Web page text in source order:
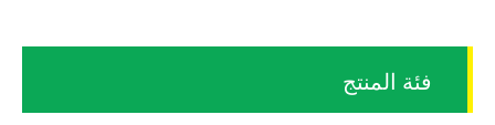
فئة المنتج